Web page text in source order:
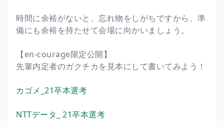
時間に余裕がないと、忘れ物をしがちですから、準
備にも余裕を持たせて会場に向かいましょう。
【en-courage限定公開】
先輩内定者のガクチカを見本にして書いてみよう！
カゴメ_21卒本選考
NTTデータ_ 21卒本選考